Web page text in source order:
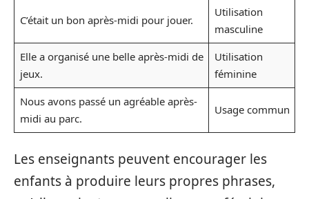
C’était un bon après-midi pour jouer.
Utilisation
masculine
Elle a organisé une belle après-midi de
jeux.
Utilisation
féminine
Nous avons passé un agréable après-
midi au parc.
Usage commun
Les enseignants peuvent encourager les
enfants à produire leurs propres phrases,